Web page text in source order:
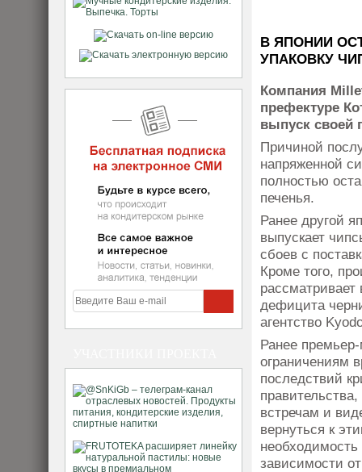
В ЯПОНИИ
УПАКОВКУ
Компания
префектуре
выпуск своей
Причиной
напряженной
полностью
печенья.
Ранее другой
выпускает
сбоев с
Кроме того,
рассматривает
дефицита
агентство
Ранее
ограничениям
последствий
встречам и
вернуться к
зависимости